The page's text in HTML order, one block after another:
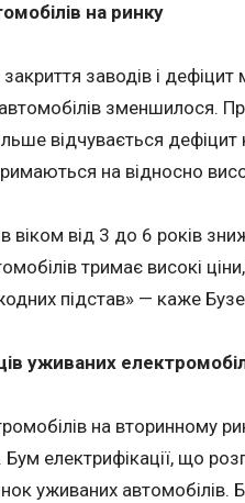
на ринку
заводів і
зменшилося.
відчувається дефіцит
на відносно
віком від 3 до 6 років
тримає високі
підстав» — каже
уживаних
на вторинному
електрифікації, що
уживаних автомобілів.